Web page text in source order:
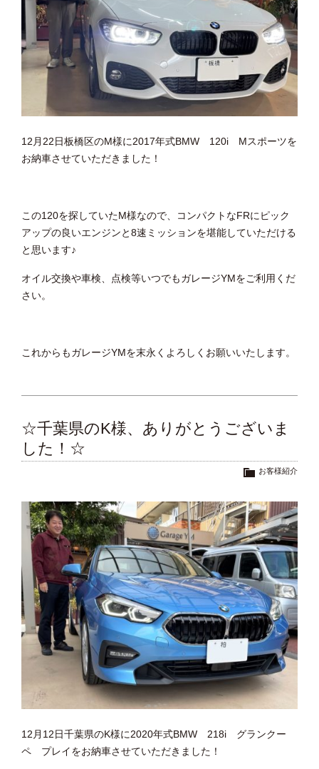
12月22日板橋区のM様に2017年式BMW 120i Mスポーツを
お納車させていただきました！
この120を探していたM様なので、コンパクトなFRにピック
アップの良いエンジンと8速ミッションを堪能していただける
と思います♪
オイル交換や車検、点検等いつでもガレージYMをご利用くだ
さい。
これからもガレージYMを末永くよろしくお願いいたします。
☆千葉県のK様、ありがとうございま
した！☆
お客様紹介
12月12日千葉県のK様に2020年式BMW 218i グランクー
ペ プレイをお納車させていただきました！